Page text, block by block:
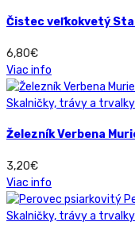
Čistec veľkokvetý
6,80€
Viac info
Skalničky, trávy a trvalky
Železník Verbena
3,20€
Viac info
Skalničky, trávy a trvalky